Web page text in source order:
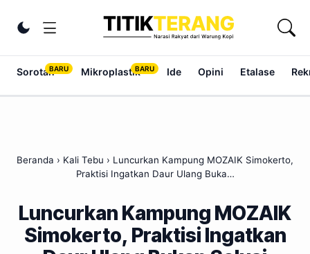
Ubah tema
Sorotan Mikroplastik Ide Opini Etalase
Beranda › Kali Tebu › Luncurkan Kampung MOZAIK Simokerto,
Praktisi Ingatkan Daur Ulang Buka…
Luncurkan Kampung MOZAIK
Simokerto, Praktisi Ingatkan